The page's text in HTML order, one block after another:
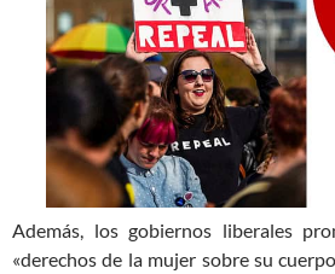
Además, los gobiernos liberales
«derechos de la mujer sobre su